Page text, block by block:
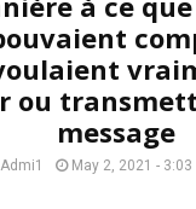
ou
message
Admi1 May 2, 2021 - 3:03